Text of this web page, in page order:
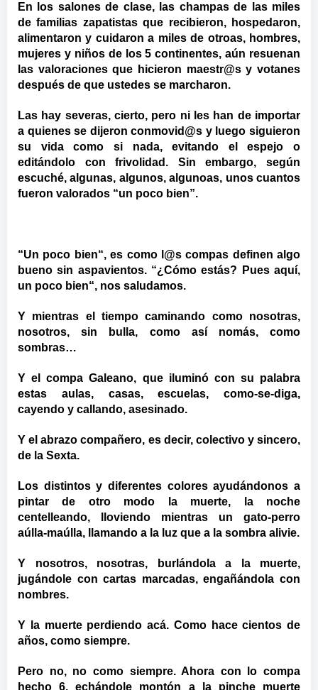
En los salones de clase, las champas de las miles
de familias zapatistas que recibieron, hospedaron,
alimentaron y cuidaron a miles de otroas, hombres,
mujeres y niños de los 5 continentes, aún resuenan
las valoraciones que hicieron maestr@s y votanes
después de que ustedes se marcharon.
Las hay severas, cierto, pero ni les han de importar
a quienes se dijeronconmovid@s yluego siguieron
su vida como si nada, evitando el espejo o
editándolo con frivolidad. Sin embargo, según
escuché, algunas, algunos, algunoas, unos cuantos
fueron valorados “un poco bien”.
“Un poco bien“, es como l@s compas definen algo
bueno sin aspavientos. “¿Cómo estás? Pues aquí,
un poco bien“, nos saludamos.
Y mientras el tiempo caminando como nosotras,
nosotros, sin bulla, como así nomás, como
sombras…
Y el compa Galeano, que iluminó con su palabra
estas aulas, casas, escuelas, como-se-diga,
cayendo y callando, asesinado.
Y el abrazo compañero, es decir, colectivo y sincero,
de la Sexta.
Los distintos y diferentes colores ayudándonos a
pintar de otro modo la muerte, la noche
centelleando, lloviendo mientras un gato-perro
aúlla-maúlla, llamando a la luz que a la sombra alivie.
Y nosotros, nosotras, burlándola a la muerte,
jugándole con cartas marcadas, engañándola con
nombres.
Y la muerte perdiendo acá. Como hace cientos de
años, como siempre.
Pero no, no como siempre. Ahora con lo compa
hecho 6, echándole montón a la pinche muerte